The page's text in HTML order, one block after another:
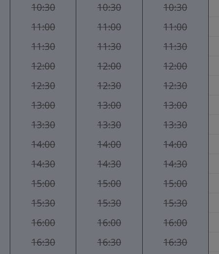
10:30
11:00
11:30
12:00
12:30
13:00
13:30
14:00
14:30
15:00
15:30
16:00
16:30
10:30
11:00
11:30
12:00
12:30
13:00
13:30
14:00
14:30
15:00
15:30
16:00
16:30
10:30
11:00
11:30
12:00
12:30
13:00
13:30
14:00
14:30
15:00
15:30
16:00
16:30